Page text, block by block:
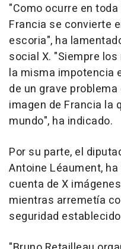
"Como ocurre en
Francia se convierte
escoria", ha
social X. "Siempre
la misma impotencia
de un grave
imagen de Francia la
mundo", ha indicado.
Por su parte, el
Antoine Léaument,
cuenta de X
mientras arremetía
seguridad